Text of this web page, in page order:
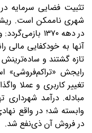
تثبیت فضایی سرمایه
شهری ناممکن است.
در دهه ۱۳۷۰
آنها به خودکفایی مالی
تازه گشتند و
رایجش
تغییر کاربری و عملا
مبادله. درآمد
وابسته شد؛ در واقع
در فروش آن ذی‌نفع شد.